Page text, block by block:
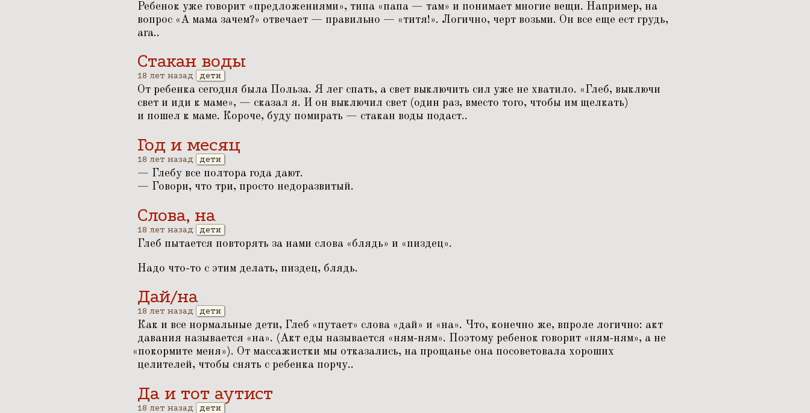
Ребенок уже говорит «предложениями», типа «папа — там» и понимает многие вещи. Например, на
вопрос « А мама зачем?» отвечает — правильно — «титя!». Логично, черт возьми. Он все еще ест грудь,
ага..
Стакан воды
18 лет назад дети
От ребенка сегодня была Польза. Я лег спать, а свет выключить сил уже не хватило. «Глеб, выключи
свет и иди к маме», — сказал я. И он выключил свет (один раз, вместо того, чтобы им щелкать)
и пошел к маме. Короче, буду помирать — стакан воды подаст..
Год и месяц
18 лет назад дети
— Глебу все полтора года дают.
— Говори, что три, просто недоразвитый.
Слова, на
18 лет назад дети
Глеб пытается повторять за нами слова «блядь» и «пиздец».
Надо что-то с этим делать, пиздец, блядь.
Дай/на
18 лет назад дети
Как и все нормальные дети, Глеб «путает» слова «дай» и «на». Что, конечно же, впроле логично: акт
давания называется «на». (Акт еды называется «ням-ням». Поэтому ребенок говорит «ням-ням», а не
«покормите меня»). От массажистки мы отказались, на прощанье она посоветовала хороших
целителей, чтобы снять с ребенка порчу..
Да и тот аутист
18 лет назад дети